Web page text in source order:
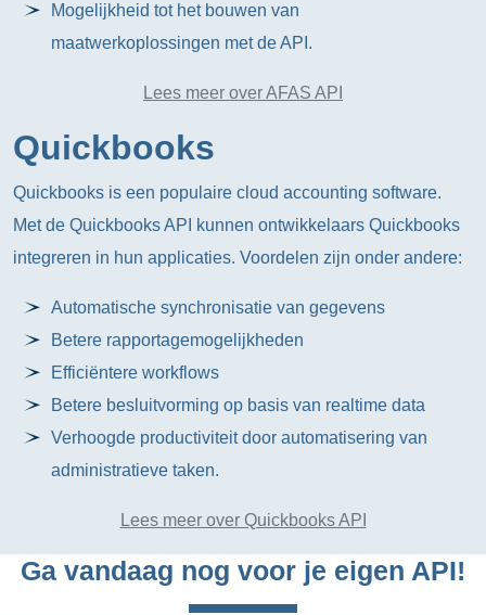
Mogelijkheid tot het bouwen van
maatwerkoplossingen met de API.
Lees meer over AFAS API
Quickbooks
Quickbooks is een populaire cloud accounting software.
Met de Quickbooks API kunnen ontwikkelaars Quickbooks
integreren in hun applicaties. Voordelen zijn onder andere:
Automatische synchronisatie van gegevens
Betere rapportagemogelijkheden
Efficiëntere workflows
Betere besluitvorming op basis van realtime data
Verhoogde productiviteit door automatisering van
administratieve taken.
Lees meer over Quickbooks API
Ga vandaag nog voor je eigen API!